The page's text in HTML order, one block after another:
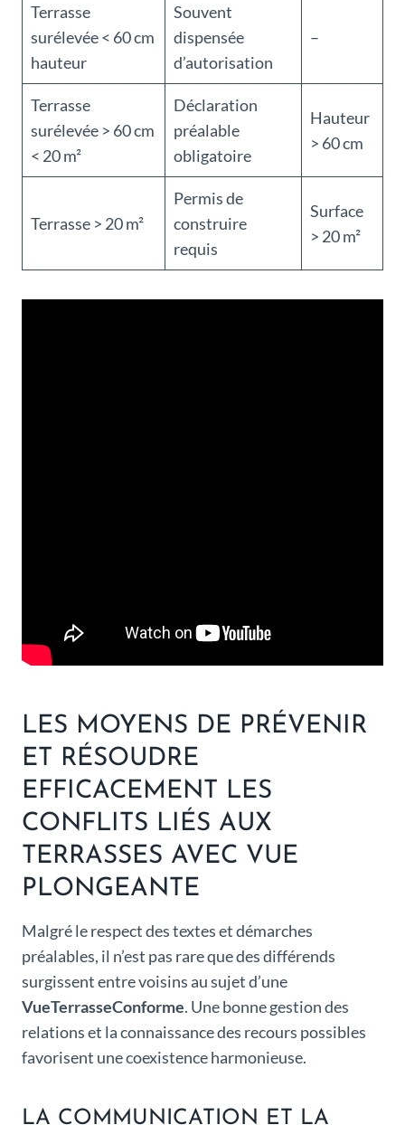
Terrasse
surélevée < 60 cm
hauteur
Souvent
dispensée
d’autorisation
–
Terrasse
surélevée > 60 cm
< 20 m²
Déclaration
préalable
obligatoire
Hauteur
> 60 cm
Terrasse > 20 m²
Permis de
construire
requis
Surface
> 20 m²
LES MOYENS DE PRÉVENIR
ET RÉSOUDRE
EFFICACEMENT LES
CONFLITS LIÉS AUX
TERRASSES AVEC VUE
PLONGEANTE
Malgré le respect des textes et démarches
préalables, il n’est pas rare que des différends
surgissent entre voisins au sujet d’une
VueTerrasseConforme. Une bonne gestion des
relations et la connaissance des recours possibles
favorisent une coexistence harmonieuse.
LA COMMUNICATION ET LA